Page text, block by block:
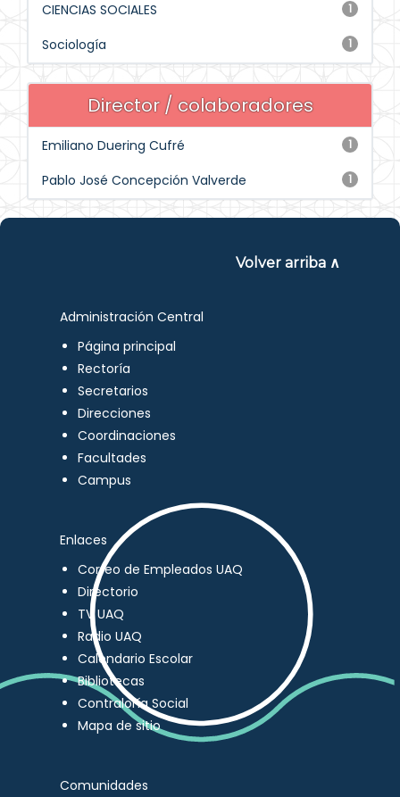
1
CIENCIAS SOCIALES
1
Sociología
Director / colaboradores
1
Emiliano Duering Cufré
1
Pablo José Concepción Valverde
Volver arriba ∧
Administración Central
Página principal
Rectoría
Secretarios
Direcciones
Coordinaciones
Facultades
Campus
Enlaces
Correo de Empleados UAQ
Directorio
TV UAQ
Radio UAQ
Calendario Escolar
Bibliotecas
Contraloría Social
Mapa de sitio
Comunidades